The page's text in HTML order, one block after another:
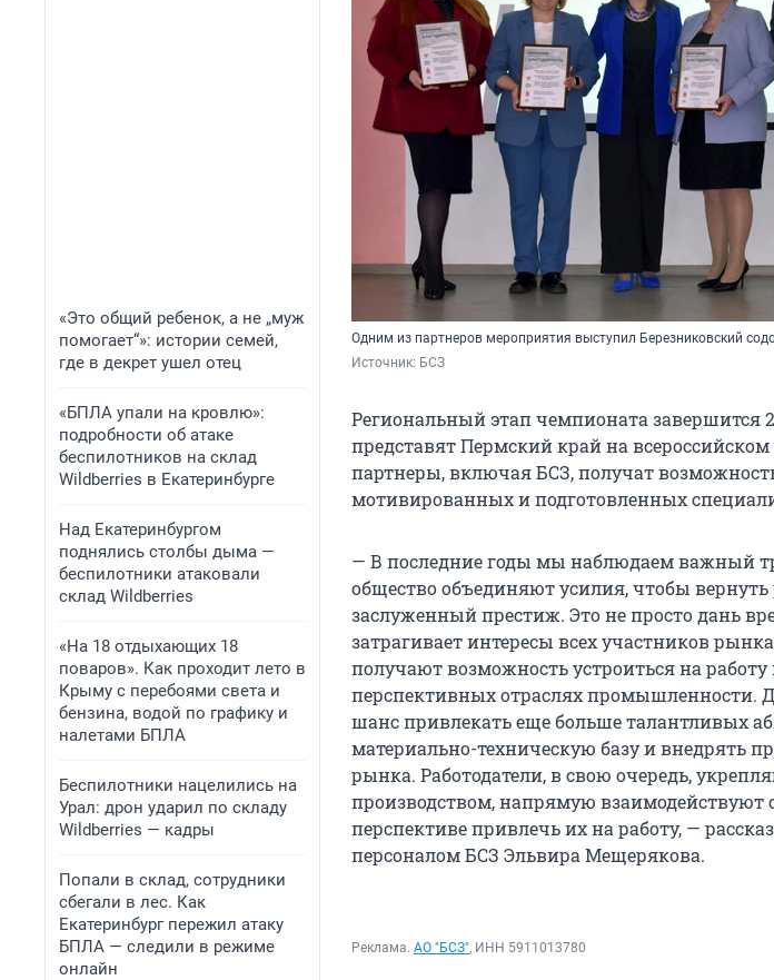
«Это общий ребенок, а не „муж
помогает“»: истории семей,
где в декрет ушел отец
«БПЛА упали на кровлю»:
подробности об атаке
беспилотников на склад
Wildberries в Екатеринбурге
Над Екатеринбургом
поднялись столбы дыма —
беспилотники атаковали
склад Wildberries
«На 18 отдыхающих 18
поваров». Как проходит лето в
Крыму с перебоями света и
бензина, водой по графику и
налетами БПЛА
Беспилотники нацелились на
Урал: дрон ударил по складу
Wildberries — кадры
Попали в склад, сотрудники
сбегали в лес. Как
Екатеринбург пережил атаку
БПЛА — следили в режиме
онлайн
Одним из партнеров мероприятия выступил Березниковский
Источник: БСЗ
Региональный этап чемпионата завершится
представят Пермский край на
партнеры, включая БСЗ, получат
мотивированных и подготовленных
— В последние годы мы наблюдаем важный
общество объединяют усилия, чтобы
заслуженный престиж. Это не просто дань
затрагивает интересы всех участников
получают возможность устроиться на работу
перспективных отраслях промышленности.
шанс привлекать еще больше талантливых
материально-техническую базу и внедрять
рынка. Работодатели, в свою очередь,
производством, напрямую
перспективе привлечь их на работу, —
персоналом БСЗ Эльвира Мещерякова.
Реклама. АО "БСЗ", ИНН 5911013780